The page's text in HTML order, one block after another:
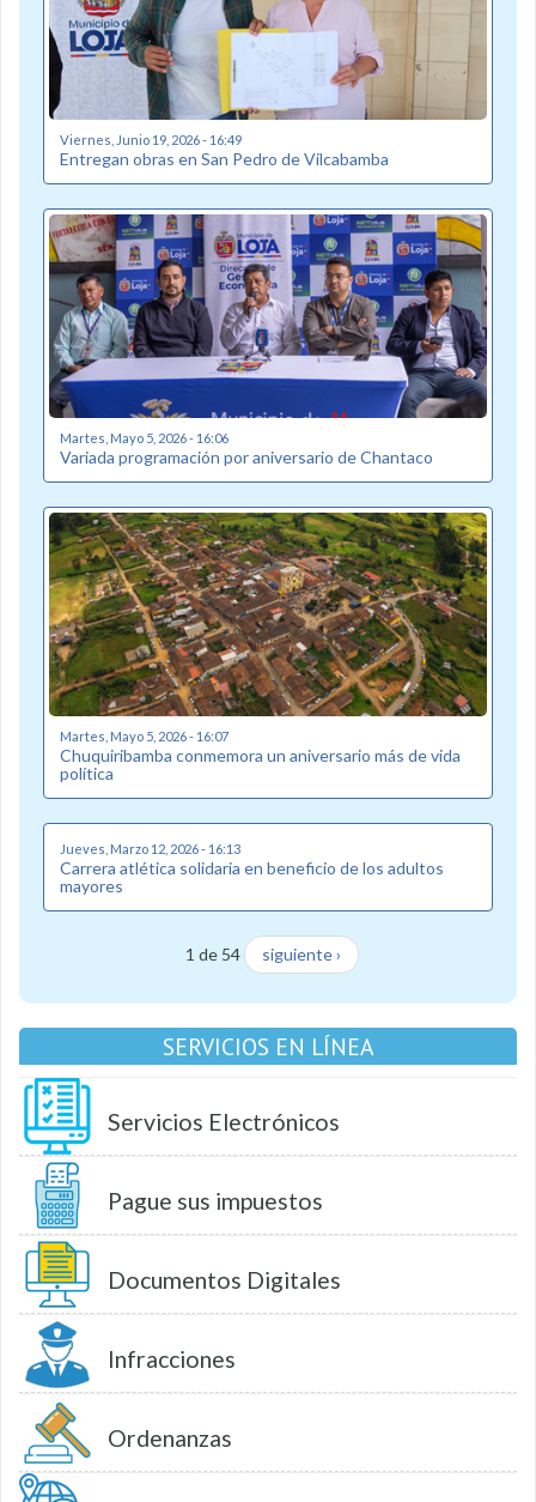
Viernes, Junio 19, 2026 - 16:49
Entregan obras en San Pedro de Vilcabamba
Martes, Mayo 5, 2026 - 16:06
Variada programación por aniversario de Chantaco
Martes, Mayo 5, 2026 - 16:07
Chuquiribamba conmemora un aniversario más de vida
política
Jueves, Marzo 12, 2026 - 16:13
Carrera atlética solidaria en beneficio de los adultos
mayores
1 de 54 siguiente ›
SERVICIOS EN LÍNEA
Servicios Electrónicos
Pague sus impuestos
Documentos Digitales
Infracciones
Ordenanzas